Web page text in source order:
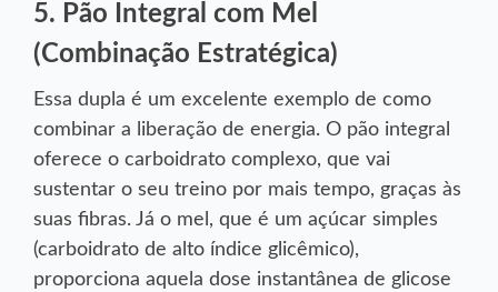
5. Pão Integral com Mel
(Combinação Estratégica)
Essa dupla é um excelente exemplo de como
combinar a liberação de energia. O pão integral
oferece o carboidrato complexo, que vai
sustentar o seu treino por mais tempo, graças às
suas fibras. Já o mel, que é um açúcar simples
(carboidrato de alto índice glicêmico),
proporciona aquela dose instantânea de glicose